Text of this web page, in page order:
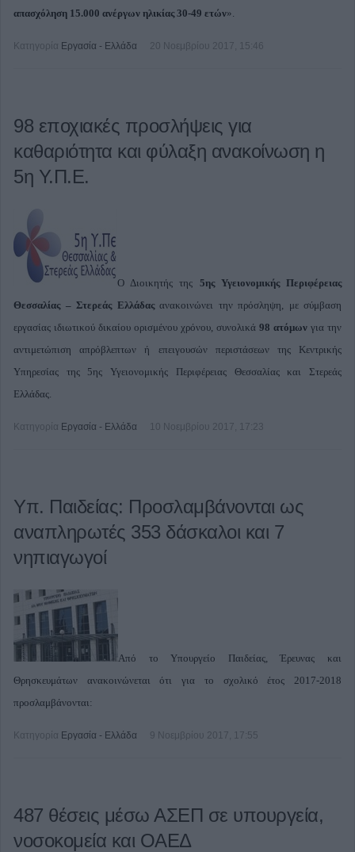
απασχόληση 15.000 ανέργων ηλικίας 30-49 ετών».
Κατηγορία Εργασία - Ελλάδα 20 Νοεμβρίου 2017, 15:46
98 εποχιακές προσλήψεις για
καθαριότητα και φύλαξη ανακοίνωση η
5η Υ.Π.Ε.
Ο Διοικητής της 5ης Υγειονομικής Περιφέρειας
Θεσσαλίας – Στερεάς Ελλάδαςανακοινώνει την πρόσληψη, με σύμβαση
εργασίας ιδιωτικού δικαίου ορισμένου χρόνου, συνολικά 98 ατόμων για την
αντιμετώπιση απρόβλεπτων ή επειγουσών περιστάσεων της Κεντρικής
Υπηρεσίας της 5ης Υγειονομικής Περιφέρειας Θεσσαλίας και Στερεάς
Ελλάδας.
Κατηγορία Εργασία - Ελλάδα 10 Νοεμβρίου 2017, 17:23
Υπ. Παιδείας: Προσλαμβάνονται ως
αναπληρωτές 353 δάσκαλοι και 7
νηπιαγωγοί
Από το Υπουργείο Παιδείας, Έρευνας και
Θρησκευμάτων ανακοινώνεται ότι για το σχολικό έτος 2017-2018
προσλαμβάνονται:
Κατηγορία Εργασία - Ελλάδα 9 Νοεμβρίου 2017, 17:55
487 θέσεις μέσω ΑΣΕΠ σε υπουργεία,
νοσοκομεία και ΟΑΕΔ